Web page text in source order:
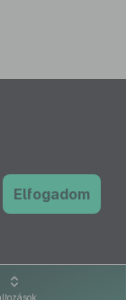
Elfogadom